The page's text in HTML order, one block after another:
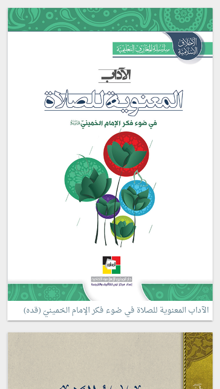
الآداب المعنوية للصلاة في ضوء فكر الإمام الخمينيّ (قده)